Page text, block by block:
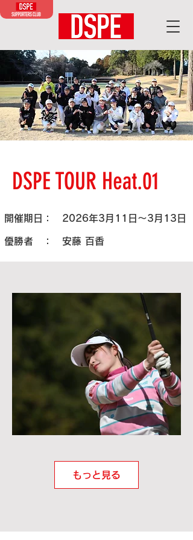
DSPE TOUR Heat.01
開催期日： 2026年3月11日～3月13日
優勝者 ： 安藤 百香
もっと見る